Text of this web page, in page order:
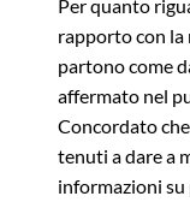
Per quanto
rapporto con la
partono come
affermato nel
Concordato
tenuti a dare a
informazioni su